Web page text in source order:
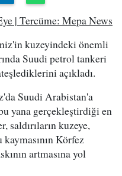
| Tercüme: Mepa News
kuzeyindeki önemli
Suudi petrol tankeri
açıkladı.
Suudi Arabistan'a
yana gerçekleştirdiği en
saldırıların kuzeye,
kaymasının Körfez
artmasına yol